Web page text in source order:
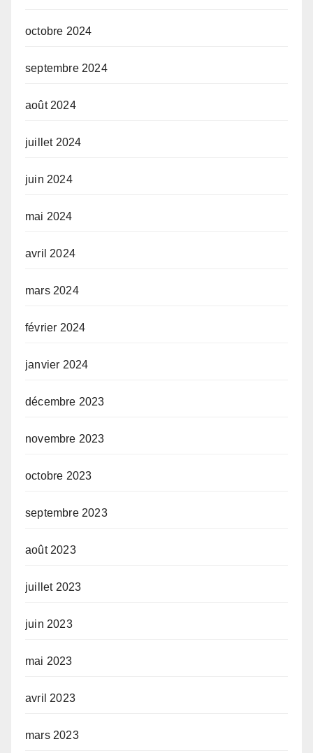
octobre 2024
septembre 2024
août 2024
juillet 2024
juin 2024
mai 2024
avril 2024
mars 2024
février 2024
janvier 2024
décembre 2023
novembre 2023
octobre 2023
septembre 2023
août 2023
juillet 2023
juin 2023
mai 2023
avril 2023
mars 2023